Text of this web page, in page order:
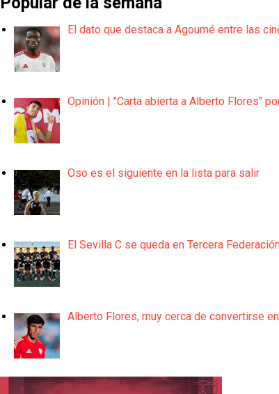
El dato que destaca a Agoumé entre las
Opinión | "Carta abierta a Alberto Flores"
Oso es el siguiente en la lista para salir
El Sevilla C se queda en Tercera
Alberto Flores, muy cerca de convertirse